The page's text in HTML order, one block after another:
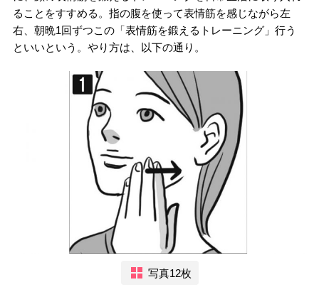
ることをすすめる。指の腹を使って表情筋を感じながら左
右、朝晩1回ずつこの「表情筋を鍛えるトレーニング」行う
といいという。やり方は、以下の通り。
写真12枚